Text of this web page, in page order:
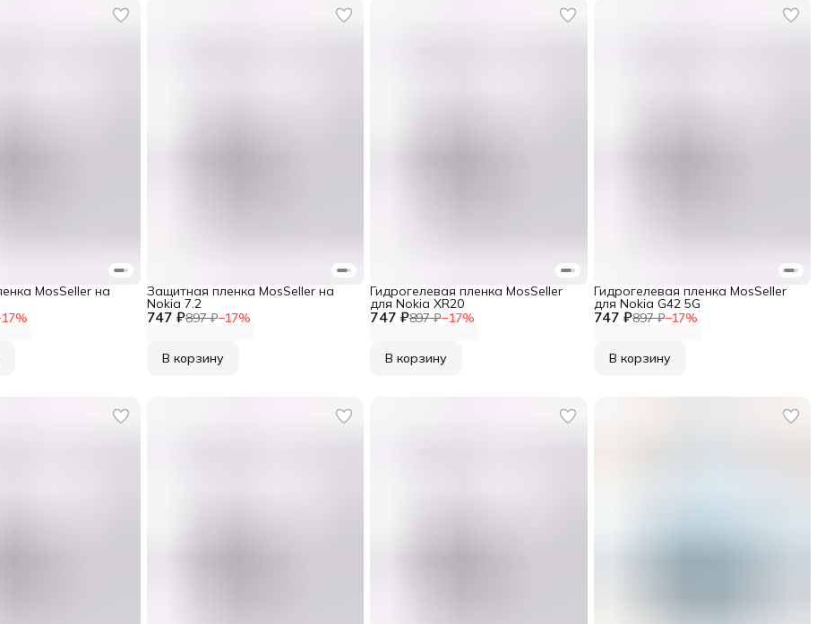
17%
MosSeller на
747 ₽897 ₽−17%
Защитная пленка MosSeller на
Nokia 7.2
В корзину
747 ₽897 ₽−17%
Гидрогелевая пленка MosSeller
для Nokia XR20
В корзину
747 ₽897 ₽−17%
Гидрогелевая пленка MosSeller
для Nokia G42 5G
В корзину